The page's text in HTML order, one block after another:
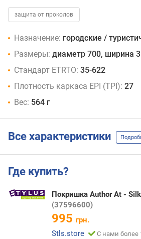
защита от проколов
Назначение: городские /
Размеры: диаметр 700, ширина
Стандарт ETRTO: 35-622
Плотность каркаса EPI (TPI): 27
Вес: 564 г
Все характеристики
Где купить?
Покришка Author At -
(37596600)
995 грн.
Stls.store
С нами более